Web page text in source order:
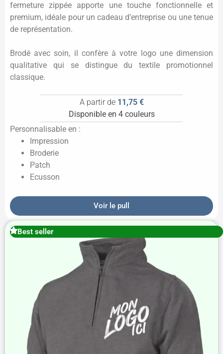
fermeture zippée apporte une touche fonctionnelle et
premium, idéale pour un cadeau d’entreprise ou une tenue
de représentation.
Brodé avec soin, il confère à votre logo une dimension
qualitative qui se distingue du textile promotionnel
classique.
A partir de 11,75 €
Disponible en 4 couleurs
Personnalisable en :
Impression
Broderie
Patch
Ecusson
Voir le pull
Best seller